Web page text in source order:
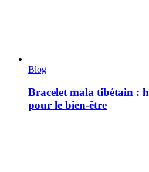
Blog
Bracelet mala tibétain :
pour le bien-être